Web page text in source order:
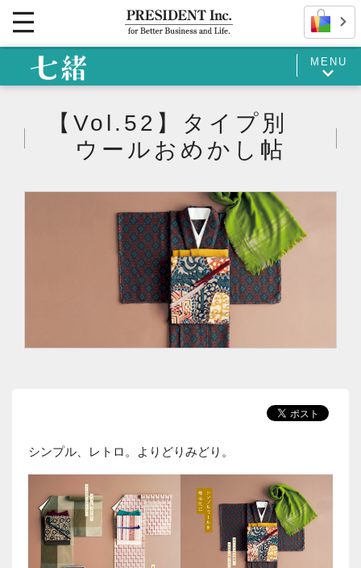
MENU
【Vol.52】タイプ別
ウールおめかし帖
シンプル、レトロ。よりどりみどり。